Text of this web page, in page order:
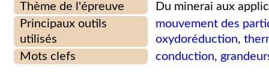
Thème de l'épreuve
Du minerai aux
Principaux outils
utilisés
mouvement des
oxydoréduction,
Mots clefs
conduction,